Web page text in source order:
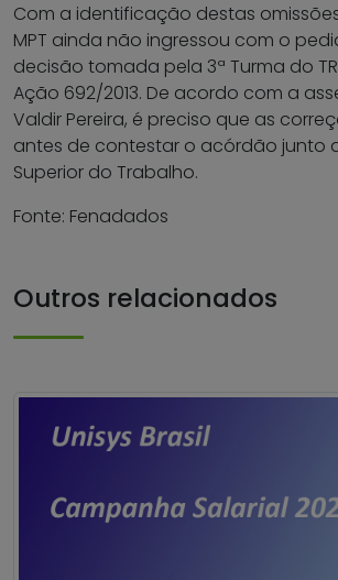
Com a identificação destas
MPT ainda não ingressou com o
decisão tomada pela 3ª Turma do
Ação 692/2013. De acordo com a
Valdir Pereira, é preciso que as
antes de contestar o acórdão junto
Superior do Trabalho.
Fonte: Fenadados
Outros relacionados